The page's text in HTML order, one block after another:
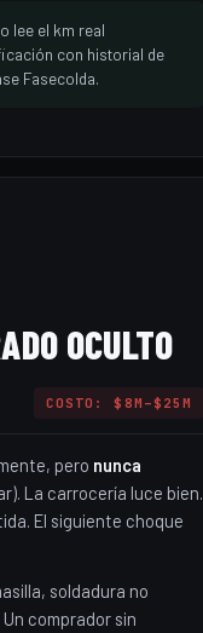
lee el km real
con historial de
Fasecolda.
OCULTO
COSTO: $8M–$25M
pero nunca
La carrocería luce bien.
El siguiente choque
soldadura no
comprador sin